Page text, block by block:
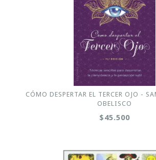
CÓMO DESPERTAR EL TERCER OJO -
OBELISCO
$45.500